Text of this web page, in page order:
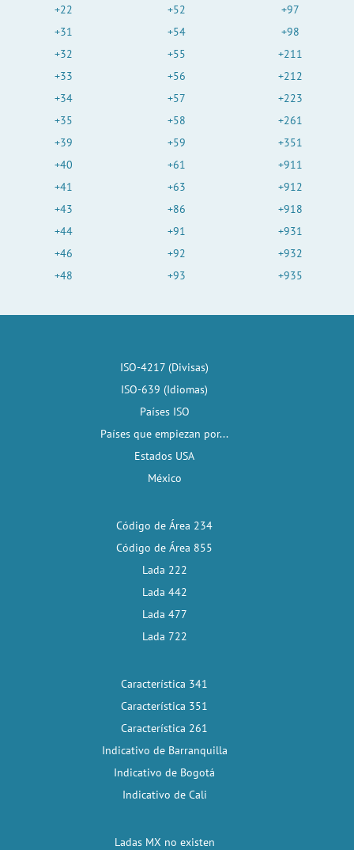
+22
+31
+32
+33
+34
+35
+39
+40
+41
+43
+44
+46
+48
+52
+54
+55
+56
+57
+58
+59
+61
+63
+86
+91
+92
+93
+97
+98
+211
+212
+223
+261
+351
+911
+912
+918
+931
+932
+935
ISO-4217 (Divisas)
ISO-639 (Idiomas)
Países ISO
Países que empiezan por...
Estados USA
México
Código de Área 234
Código de Área 855
Lada 222
Lada 442
Lada 477
Lada 722
Característica 341
Característica 351
Característica 261
Indicativo de Barranquilla
Indicativo de Bogotá
Indicativo de Cali
Ladas MX no existen